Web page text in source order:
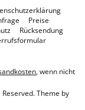
Preise
Rücksendung
, wenn nicht
Theme by